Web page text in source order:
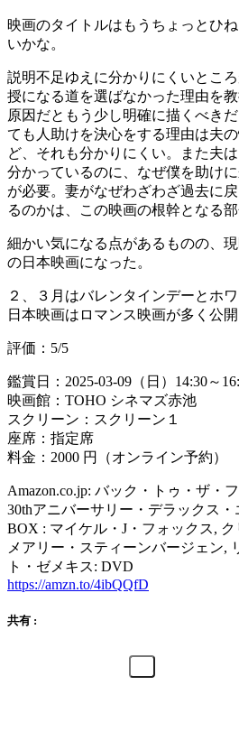
映画のタイトルはもうちょっとひ
いかな。
説明不足ゆえに分かりにくいとこ
授になる道を選ばなかった理由を
原因だともう少し明確に描くべき
ても人助けを決心をする理由は夫
ど、それも分かりにくい。また夫
分かっているのに、なぜ僕を助け
が必要。妻がなぜわざわざ過去に
るのかは、この映画の根幹となる部
細かい気になる点があるものの、
の日本映画になった。
２、３月はバレンタインデーとホ
日本映画はロマンス映画が多く公開
評価：5/5
鑑賞日：2025-03-09（日）14:30～
映画館：TOHO シネマズ赤池
スクリーン：スクリーン１
座席：指定席
料金：2000 円（オンライン予約）
Amazon.co.jp: バック・トゥ・ザ・
30thアニバーサリー・デラックス
BOX : マイケル・J・フォックス,
メアリー・スティーンバージェン,
ト・ゼメキス: DVD
https://amzn.to/4ibQQfD
共有 :